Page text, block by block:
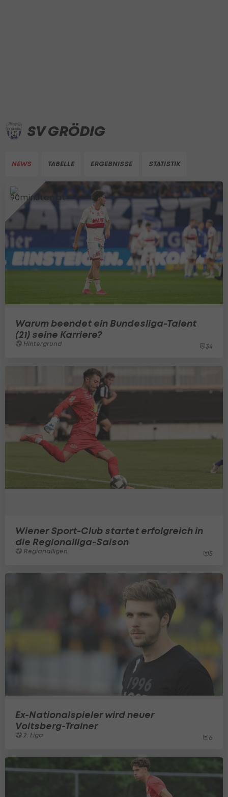
SV GRÖDIG
NEWS TABELLE ERGEBNISSE STATISTIK
Warum beendet ein Bundesliga-Talent
(21) seine Karriere?
Hintergrund 34
Wiener Sport-Club startet erfolgreich in
die Regionalliga-Saison
Regionalligen 5
Ex-Nationalspieler wird neuer
Voitsberg-Trainer
2. Liga 6